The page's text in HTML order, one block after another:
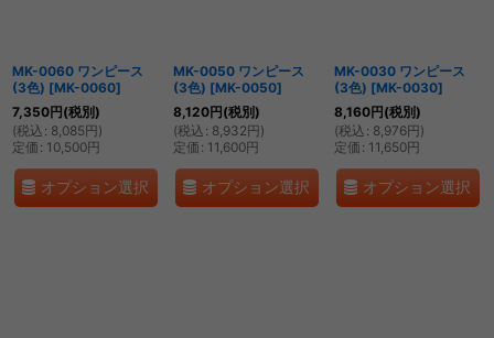
MK-0060 ワンピース
(3色) [MK-0060]
7,350円(税別)
(税込 : 8,085円)
定価 : 10,500円
オプション選択
MK-0050 ワンピース
(3色) [MK-0050]
8,120円(税別)
(税込 : 8,932円)
定価 : 11,600円
オプション選択
MK-0030 ワンピース
(3色) [MK-0030]
8,160円(税別)
(税込 : 8,976円)
定価 : 11,650円
オプション選択